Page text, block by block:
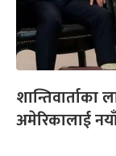
शान्तिवार्ताका
अमेरिकालाई